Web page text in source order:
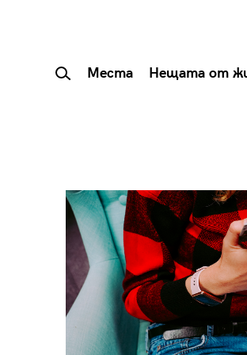
Места Нещата от